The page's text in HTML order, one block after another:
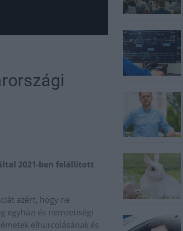
2021-ben felállított
azért, hogy ne
egyházi és nemzetiségi
elhurcolásának és